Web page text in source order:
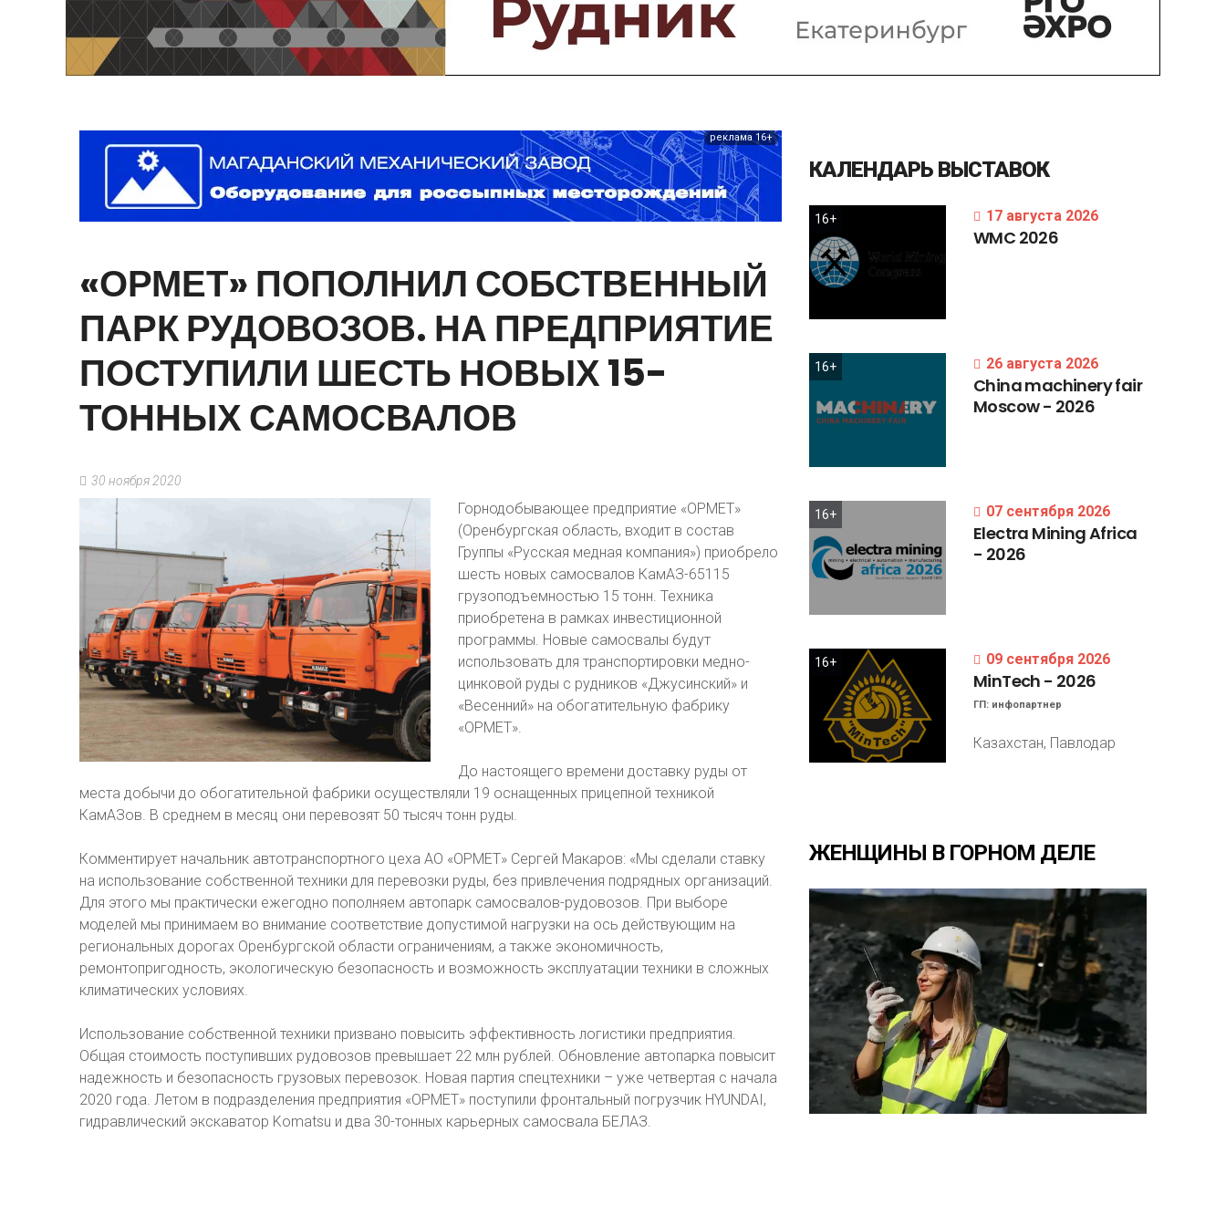
Предприятия и компании
Интервью
Выставки, Конференции
реклама 16+
«ОРМЕТ»ПОПОЛНИЛСОБСТВЕННЫЙ
ПАРКРУДОВОЗОВ. НАПРЕДПРИЯТИЕ
ПОСТУПИЛИ ШЕСТЬНОВЫХ15-
ТОННЫХСАМОСВАЛОВ
30 ноября 2020
Горнодобывающее предприятие «ОРМЕТ»
(Оренбургская область, входит в состав
Группы «Русская медная компания») приобрело
шесть новых самосвалов КамАЗ-65115
грузоподъемностью 15 тонн. Техника
приобретена в рамках инвестиционной
программы. Новые самосвалы будут
использовать для транспортировки медно-
цинковой руды с рудников «Джусинский» и
«Весенний» на обогатительную фабрику
«ОРМЕТ».
До настоящего времени доставку руды от
места добычи до обогатительной фабрики осуществляли 19 оснащенных прицепной техникой
КамАЗов. В среднем в месяц они перевозят 50 тысяч тонн руды.
Комментирует начальник автотранспортного цеха АО «ОРМЕТ» Сергей Макаров: «Мы сделали ставку
на использование собственной техники для перевозки руды, без привлечения подрядных организаций.
Для этого мы практически ежегодно пополняем автопарк самосвалов-рудовозов. При выборе
моделей мы принимаем во внимание соответствие допустимой нагрузки на ось действующим на
региональных дорогах Оренбургской области ограничениям, а также экономичность,
ремонтопригодность, экологическую безопасность и возможность эксплуатации техники в сложных
климатических условиях.
Использование собственной техники призвано повысить эффективность логистики предприятия.
Общая стоимость поступивших рудовозов превышает 22 млн рублей. Обновление автопарка повысит
надежность и безопасность грузовых перевозок. Новая партия спецтехники – уже четвертая с начала
2020 года. Летом в подразделения предприятия «ОРМЕТ» поступили фронтальный погрузчик HYUNDAI,
гидравлический экскаватор Komatsu и два 30-тонных карьерных самосвала БЕЛАЗ.
КАЛЕНДАРЬ ВЫСТАВОК
16+ 17 августа 2026
WMC 2026
16+ 26 августа 2026
Chinamachineryfair
Moscow- 2026
16+ 07 сентября 2026
Electra MiningAfrica
- 2026
16+ 09 сентября 2026
MinTech - 2026
ГП: инфопартнер
Казахстан, Павлодар
ЖЕНЩИНЫ В ГОРНОМ ДЕЛЕ